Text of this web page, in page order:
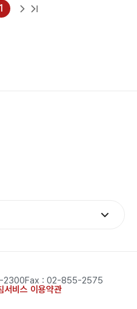
1
2300Fax : 02-855-2575
서비스 이용약관